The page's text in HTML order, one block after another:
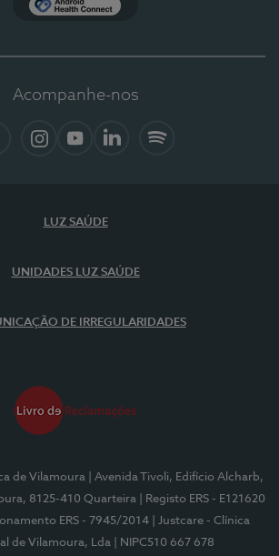
Acompanhe-nos
LUZ SAÚDE
UNIDADES LUZ SAÚDE
DE IRREGULARIDADES
de Vilamoura
| Avenida Tivoli, Edifício Alcharb,
8125-410 Quarteira
| Registo ERS - E121620
ERS - 7945/2014
| Justcare - Clínica
de Vilamoura, Lda
| NIPC510 667 678